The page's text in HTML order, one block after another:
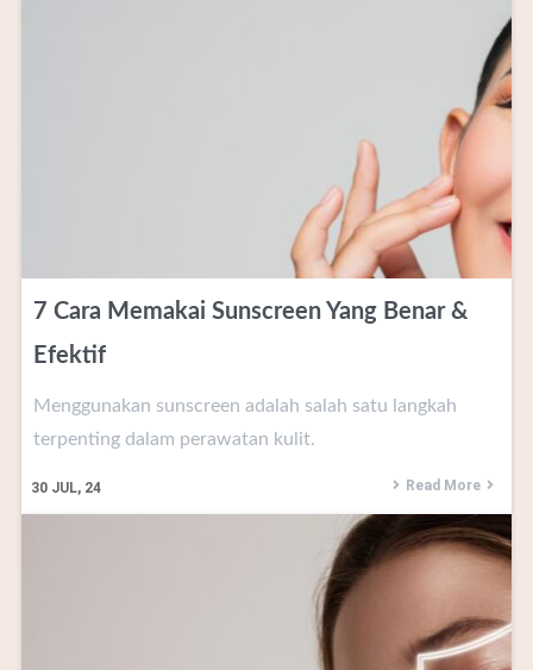
7 Cara Memakai Sunscreen Yang Benar &
Efektif
30 JUL, 24
Menggunakan sunscreen adalah salah satu langkah
terpenting dalam perawatan kulit.
Read More